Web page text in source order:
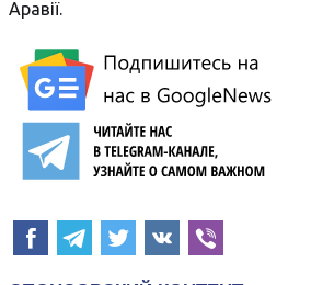
Аравії.